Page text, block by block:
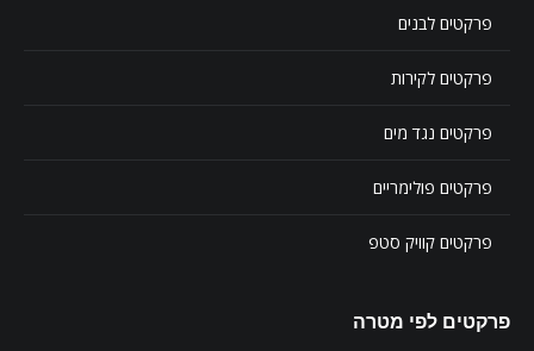
פרקטים לבנים
פרקטים לקירות
פרקטים נגד מים
פרקטים פולימריים
פרקטים קוויק סטפ
פרקטים לפי מטרה